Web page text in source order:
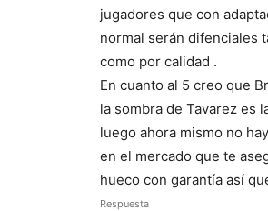
jugadores que con
normal serán difenciales
como por calidad .
En cuanto al 5 creo que
la sombra de Tavarez es
luego ahora mismo no
en el mercado que te
hueco con garantía así
Respuesta